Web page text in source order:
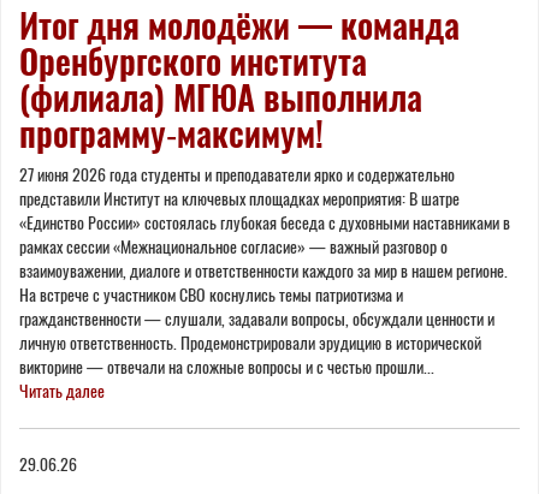
Итог дня молодёжи — команда
Оренбургского института
(филиала) МГЮА выполнила
программу‑максимум!
27 июня 2026 года студенты и преподаватели ярко и содержательно
представили Институт на ключевых площадках мероприятия: В шатре
«Единство России» состоялась глубокая беседа с духовными наставниками в
рамках сессии «Межнациональное согласие» — важный разговор о
взаимоуважении, диалоге и ответственности каждого за мир в нашем регионе.
На встрече с участником СВО коснулись темы патриотизма и
гражданственности — слушали, задавали вопросы, обсуждали ценности и
личную ответственность. Продемонстрировали эрудицию в исторической
викторине — отвечали на сложные вопросы и с честью прошли...
Читать далее
29.06.26